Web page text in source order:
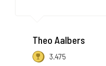
Theo Aalbers
3.475